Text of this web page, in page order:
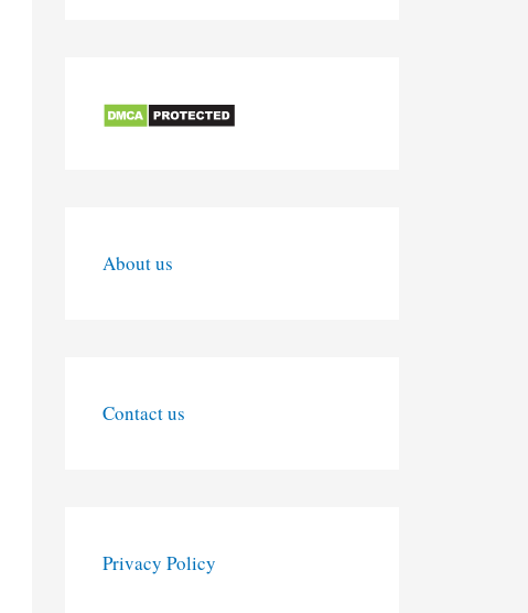
About us
Contact us
Privacy Policy